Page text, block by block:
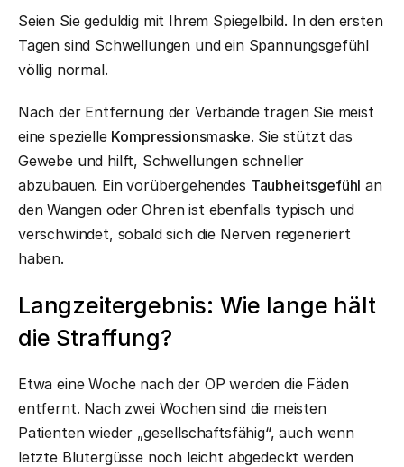
Seien Sie geduldig mit Ihrem Spiegelbild. In den ersten
Tagen sind Schwellungen und ein Spannungsgefühl
völlig normal.
Nach der Entfernung der Verbände tragen Sie meist
eine spezielle Kompressionsmaske. Sie stützt das
Gewebe und hilft, Schwellungen schneller
abzubauen. Ein vorübergehendes Taubheitsgefühl an
den Wangen oder Ohren ist ebenfalls typisch und
verschwindet, sobald sich die Nerven regeneriert
haben.
Langzeitergebnis: Wie lange hält
die Straffung?
Etwa eine Woche nach der OP werden die Fäden
entfernt. Nach zwei Wochen sind die meisten
Patienten wieder „gesellschaftsfähig“, auch wenn
letzte Blutergüsse noch leicht abgedeckt werden